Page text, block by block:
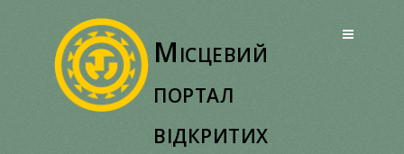
Місцевий
портал
відкритих